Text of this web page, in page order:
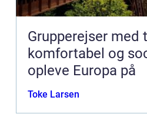
Grupperejser med
komfortabel og
opleve Europa på
Toke Larsen